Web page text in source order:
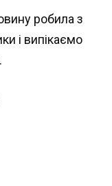
робила з
і випікаємо